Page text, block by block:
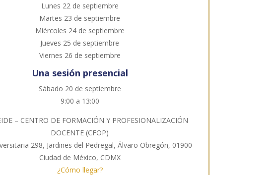
Lunes 22 de septiembre
Martes 23 de septiembre
Miércoles 24 de septiembre
Jueves 25 de septiembre
Viernes 26 de septiembre
Una sesión presencial
Sábado 20 de septiembre
9:00 a 13:00
– CENTRO DE FORMACIÓN Y PROFESIONALIZACIÓN
DOCENTE (CFOP)
298, Jardines del Pedregal, Álvaro Obregón, 01900
Ciudad de México, CDMX
¿Cómo llegar?